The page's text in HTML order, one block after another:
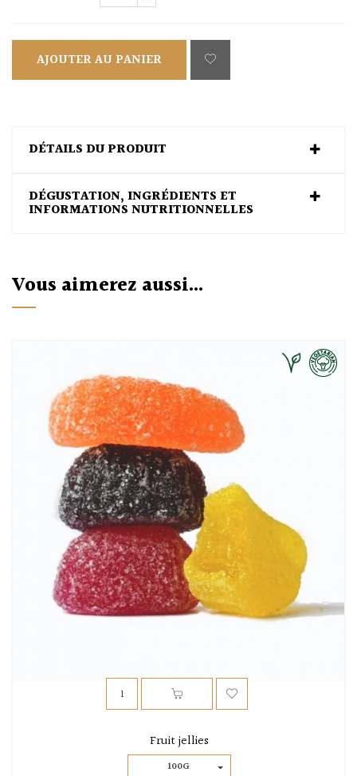
AJOUTER AU PANIER
DÉTAILS DU PRODUIT
DÉGUSTATION, INGRÉDIENTS ET
INFORMATIONS NUTRITIONNELLES
Vous aimerez aussi...
Fruit jellies
100G